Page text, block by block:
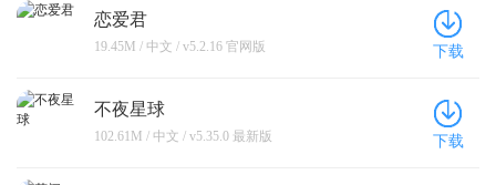
恋爱君
19.45M / 中文 / v5.2.16 官网版 下载
不夜星球
102.61M / 中文 / v5.35.0 最新版 下载